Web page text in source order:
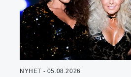
NYHET - 05.08.2026